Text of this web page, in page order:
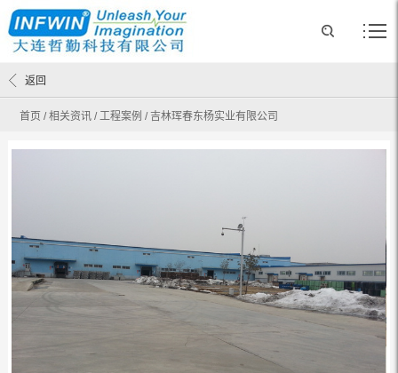
首页 /相关资讯 /工程案例 /吉林珲春东杨实业有限公司
返回